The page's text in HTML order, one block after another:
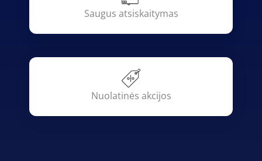
Saugus atsiskaitymas
Nuolatinės akcijos